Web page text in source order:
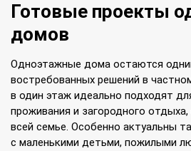
Готовые проекты
домов
Одноэтажные дома остаются
востребованных решений в
в один этаж идеально подходят
проживания и загородного
всей семье. Особенно актуальны
с маленькими детьми, пожилыми